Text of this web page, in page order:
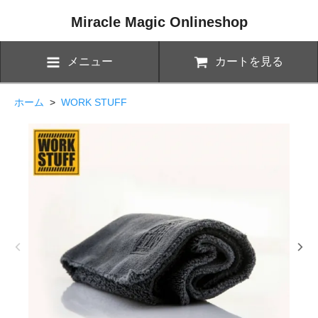
Miracle Magic Onlineshop
メニュー カートを見る
ホーム > WORK STUFF